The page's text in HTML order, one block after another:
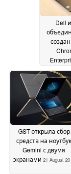
Dell
(Latitude
5400)
GST открыла сбор
средств на ноутбук
Gemini с двумя
экранами 21 August